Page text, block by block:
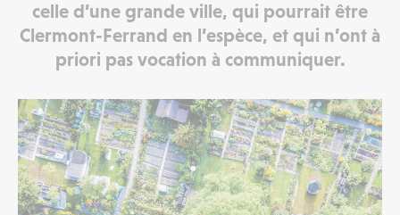
celle d’une grande ville, qui pourrait être
Clermont-Ferrand en l’espèce, et qui n’ont à
priori pas vocation à communiquer.